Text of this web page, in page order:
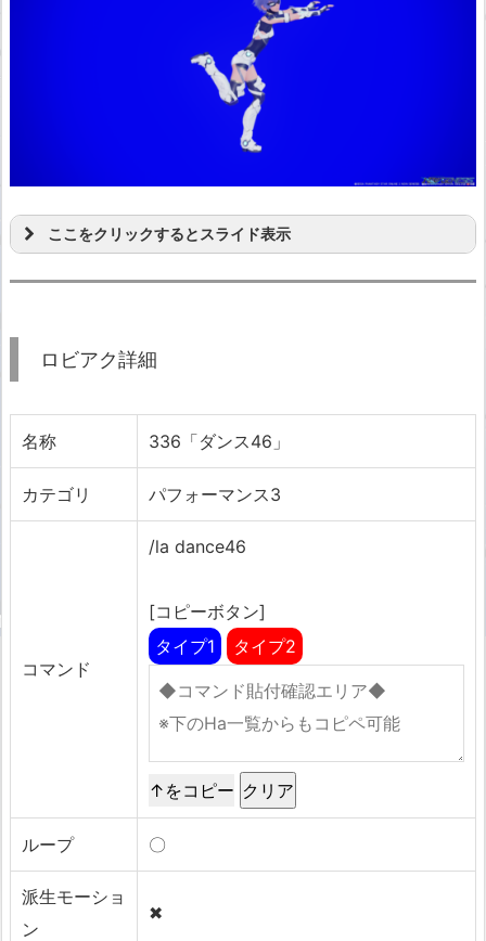
ここをクリックするとスライド表示
ロビアク詳細
名称 336「ダンス46」
カテゴリ パフォーマンス3
コマンド
/la dance46
[コピーボタン]
タイプ1
タイプ2
↑をコピー
ループ 〇
派生モーショ
ン
✖